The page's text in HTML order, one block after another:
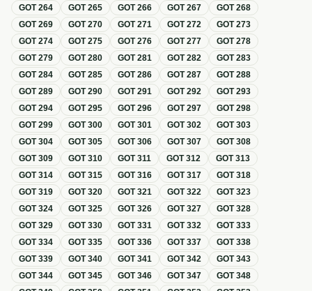
GOT264 GOT265 GOT266 GOT267 GOT268
GOT269 GOT270 GOT271 GOT272 GOT273
GOT274 GOT275 GOT276 GOT277 GOT278
GOT279 GOT280 GOT281 GOT282 GOT283
GOT284 GOT285 GOT286 GOT287 GOT288
GOT289 GOT290 GOT291 GOT292 GOT293
GOT294 GOT295 GOT296 GOT297 GOT298
GOT299 GOT300 GOT301 GOT302 GOT303
GOT304 GOT305 GOT306 GOT307 GOT308
GOT309 GOT310 GOT311 GOT312 GOT313
GOT314 GOT315 GOT316 GOT317 GOT318
GOT319 GOT320 GOT321 GOT322 GOT323
GOT324 GOT325 GOT326 GOT327 GOT328
GOT329 GOT330 GOT331 GOT332 GOT333
GOT334 GOT335 GOT336 GOT337 GOT338
GOT339 GOT340 GOT341 GOT342 GOT343
GOT344 GOT345 GOT346 GOT347 GOT348